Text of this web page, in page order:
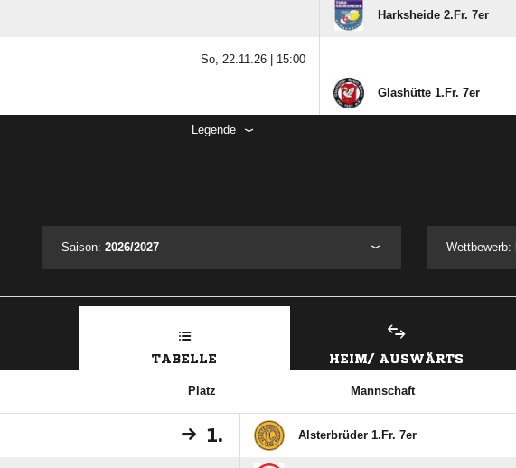
Harksheide 2.Fr. 7er
So, 22.11.26 | 15:00
Glashütte 1.Fr. 7er
Legende
Saison: 2026/2027 Wettbewerb:
TABELLE HEIM/ AUSWÄRTS
Platz Mannschaft
1. Alsterbrüder 1.Fr. 7er